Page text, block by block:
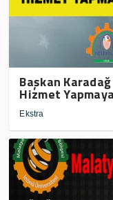
Başkan
Hizmet
Ekstra